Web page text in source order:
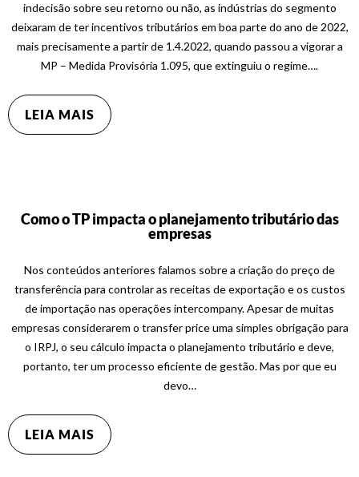
indecisão sobre seu retorno ou não, as indústrias do segmento
deixaram de ter incentivos tributários em boa parte do ano de 2022,
mais precisamente a partir de 1.4.2022, quando passou a vigorar a
MP – Medida Provisória 1.095, que extinguiu o regime….
LEIA MAIS
Como o TP impacta o planejamento tributário das
empresas
Nos conteúdos anteriores falamos sobre a criação do preço de
transferência para controlar as receitas de exportação e os custos
de importação nas operações intercompany. Apesar de muitas
empresas considerarem o transfer price uma simples obrigação para
o IRPJ, o seu cálculo impacta o planejamento tributário e deve,
portanto, ter um processo eficiente de gestão. Mas por que eu
devo…
LEIA MAIS